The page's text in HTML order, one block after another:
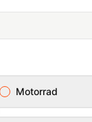
Motorrad